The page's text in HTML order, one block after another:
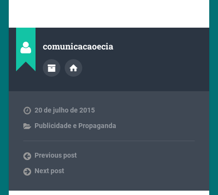
comunicacaoecia
20 de julho de 2015
Publicidade e Propaganda
Previous post
Next post